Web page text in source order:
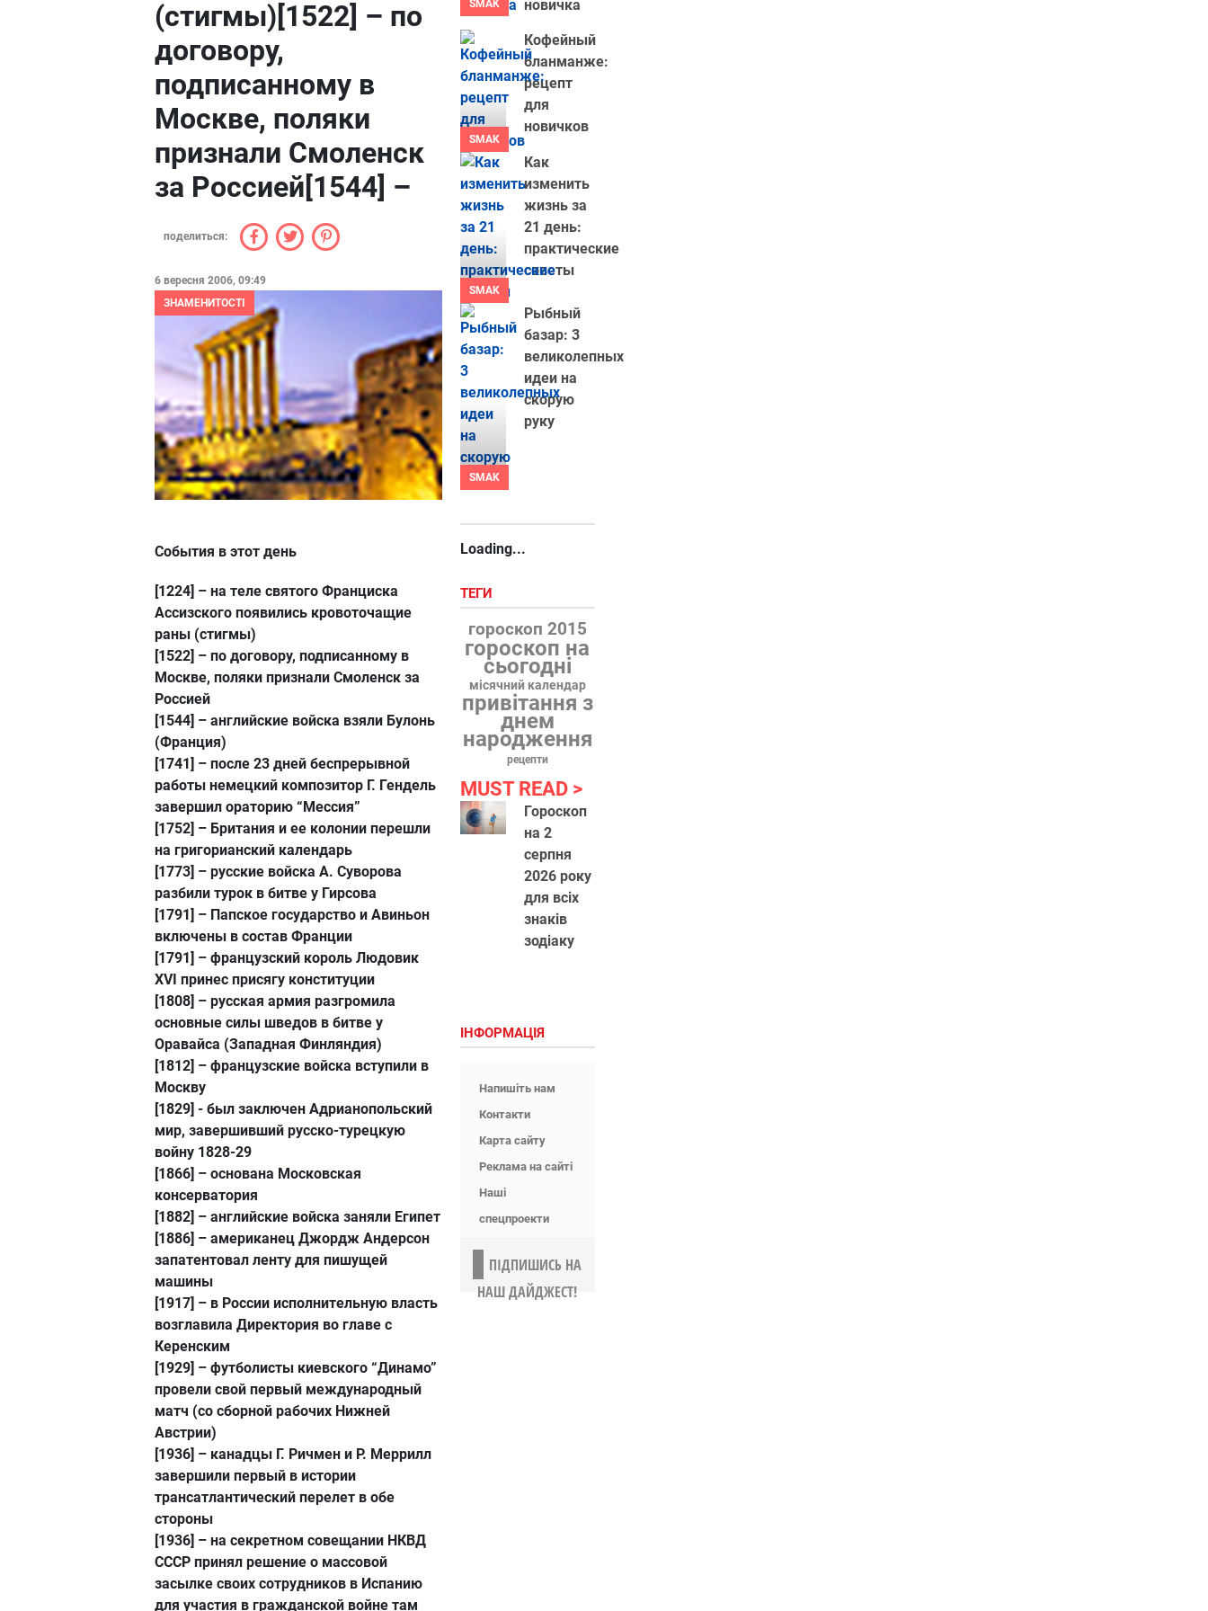
(стигмы)[1522] – по
договору,
подписанному в
Москве, поляки
признали Смоленск
за Россией[1544] –
поделиться:
6 вересня 2006, 09:49
ЗНАМЕНИТОСТІ
События в этот день
[1224] – на теле святого Франциска
Ассизского появились кровоточащие
раны (стигмы)
[1522] – по договору, подписанному в
Москве, поляки признали Смоленск за
Россией
[1544] – английские войска взяли Булонь
(Франция)
[1741] – после 23 дней беспрерывной
работы немецкий композитор Г. Гендель
завершил ораторию “Мессия”
[1752] – Британия и ее колонии перешли
на григорианский календарь
[1773] – русские войска А. Суворова
разбили турок в битве у Гирсова
[1791] – Папское государство и Авиньон
включены в состав Франции
[1791] – французский король Людовик
XVI принес присягу конституции
[1808] – русская армия разгромила
основные силы шведов в битве у
Оравайса (Западная Финляндия)
[1812] – французские войска вступили в
Москву
[1829] - был заключен Адрианопольский
мир, завершивший русско-турецкую
войну 1828-29
[1866] – основана Московская
консерватория
[1882] – английские войска заняли Египет
[1886] – американец Джордж Андерсон
запатентовал ленту для пишущей
машины
[1917] – в России исполнительную власть
возглавила Директория во главе с
Керенским
[1929] – футболисты киевского “Динамо”
провели свой первый международный
матч (со сборной рабочих Нижней
Австрии)
[1936] – канадцы Г. Ричмен и Р. Меррилл
завершили первый в истории
трансатлантический перелет в обе
стороны
[1936] – на секретном совещании НКВД
СССР принял решение о массовой
засылке своих сотрудников в Испанию
для участия в гражданской войне там
SMAK
новичка
SMAK
Кофейный
бланманже:
рецепт
для
новичков
SMAK
Как
изменить
жизнь за
21 день:
практические
советы
SMAK
Рыбный
базар: 3
великолепных
идеи на
скорую
руку
Loading...
ТЕГИ
гороскоп 2015
гороскоп на
сьогодні
місячний календар
привітання з
днем
народження
рецепти
MUST READ
Гороскоп
на 2
серпня
2026 року
для всіх
знаків
зодіаку
ІНФОРМАЦІЯ
Напишіть нам
Контакти
Карта сайту
Реклама на сайті
Наші
спецпроекти
ПІДПИШИСЬ НА
НАШ ДАЙДЖЕСТ!